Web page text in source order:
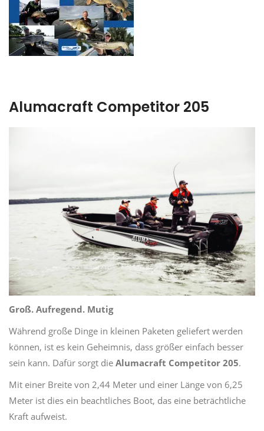
Alumacraft Competitor 205
Groß. Aufregend. Mutig
Während große Dinge in kleinen Paketen geliefert werden
können, ist es kein Geheimnis, dass größer einfach besser
sein kann. Dafür sorgt die Alumacraft Competitor 205.
Mit einer Breite von 2,44 Meter und einer Länge von 6,25
Meter ist dies ein beachtliches Boot, das eine beträchtliche
Kraft aufweist.